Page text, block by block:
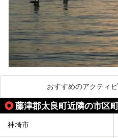
おすすめのアクティ
藤津郡太良町近隣の市区
神埼市